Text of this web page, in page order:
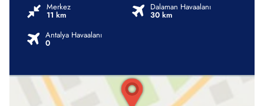
Merkez
11 km
Dalaman Havaalanı
30 km
Antalya Havaalanı
0